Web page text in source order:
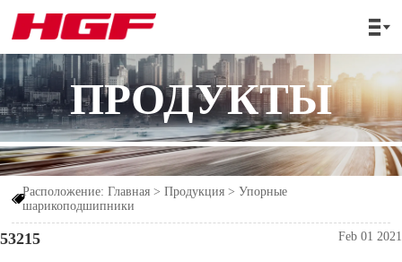

ПРОДУКТЫ

Расположение:Главная >Продукция >Упорные
шарикоподшипники
53215 Feb 01 2021